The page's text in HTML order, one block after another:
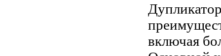
включая